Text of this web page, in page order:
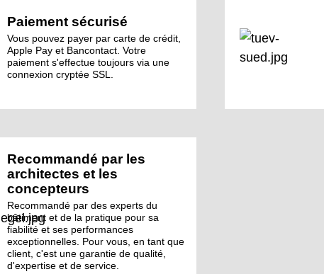
Paiement sécurisé
Vous pouvez payer par carte de crédit,
Apple Pay et Bancontact. Votre
paiement s'effectue toujours via une
connexion cryptée SSL.
Recommandé par les
architectes et les
concepteurs
Recommandé par des experts du
bâtiment et de la pratique pour sa
fiabilité et ses performances
exceptionnelles. Pour vous, en tant que
client, c'est une garantie de qualité,
d'expertise et de service.